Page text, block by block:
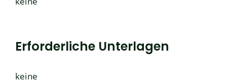
Erforderliche Unterlagen
keine